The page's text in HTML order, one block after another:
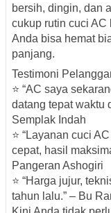
bersih, dingin, dan
cukup rutin cuci AC
Anda bisa hemat
panjang.
Testimoni
⭐ “AC saya
datang tepat waktu
Semplak Indah
⭐ “Layanan cuci
cepat, hasil
Pangeran Ashogiri
⭐ “Harga jujur,
tahun lalu.” – Bu